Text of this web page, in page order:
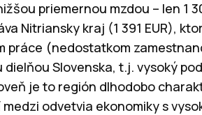
priemernou mzdou – len 1
Nitriansky kraj (1 391 EUR),
práce (nedostatkom
Slovenska, t.j. vysoký
je to región dlhodobo
odvetvia ekonomiky s